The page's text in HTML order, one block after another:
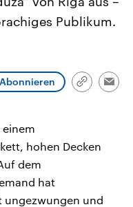
Wirtschaftlich und
gehören die Vereinigten
den mächtigsten Ländern
Podcasts
Publikum.
Abonnieren
Link
hohen Decken
dem
hat
ungezwungen und